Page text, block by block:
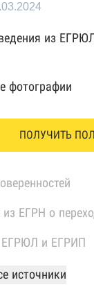
из
фотографии
ПОЛУЧИТЬ
ЕГРН о
ЕГРЮЛ и ЕГРИП
источники